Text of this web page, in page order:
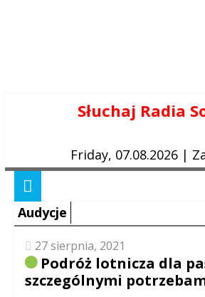
Słuchaj Radia
Friday, 07.08.2026 |
Audycje
27 sierpnia, 2021
Podróż lotnicza dla
szczególnymi